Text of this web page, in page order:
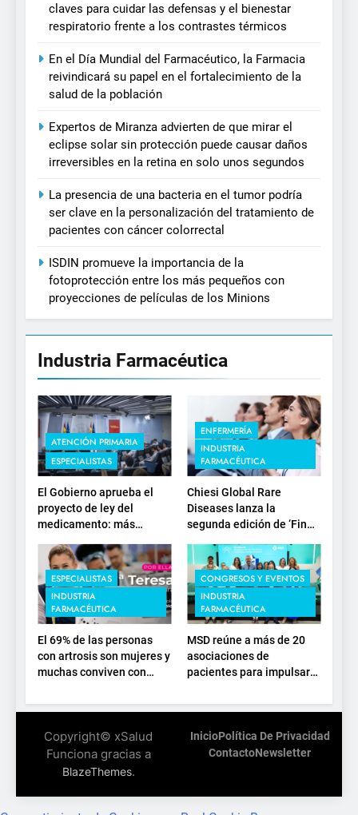
claves para cuidar las defensas y el bienestar
respiratorio frente a los contrastes térmicos
En el Día Mundial del Farmacéutico, la Farmacia
reivindicará su papel en el fortalecimiento de la
salud de la población
Expertos de Miranza advierten de que mirar el
eclipse solar sin protección puede causar daños
irreversibles en la retina en solo unos segundos
La presencia de una bacteria en el tumor podría
ser clave en la personalización del tratamiento de
pacientes con cáncer colorrectal
ISDIN promueve la importancia de la
fotoprotección entre los más pequeños con
proyecciones de películas de los Minions
Industria Farmacéutica
ATENCIÓN PRIMARIA
ESPECIALISTAS
El Gobierno aprueba el
proyecto de ley del
medicamento: más
estratégica y
modernización para el
SNS
ENFERMERÍA
INDUSTRIA
FARMACÉUTICA
Chiesi Global Rare
Diseases lanza la
segunda edición de ‘Find
investigación en
enfermedades de
depósito lisosomal
ESPECIALISTAS
INDUSTRIA
FARMACÉUTICA
El 69% de las personas
con artrosis son mujeres y
muchas conviven con
los 50, en plena etapa
CONGRESOS Y EVENTOS
INDUSTRIA
FARMACÉUTICA
MSD reúne a más de 20
asociaciones de
pacientes para impulsar
presente y el futuro del
Copyright© xSalud
Funciona gracias a
BlazeThemes.
InicioPolítica De Privacidad
ContactoNewsletter